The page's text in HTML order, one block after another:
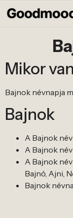
Mikor
Bajnok névnapja
Bajnok
A Bajnok
A Bajnok
A Bajnok
Bajnó, Ajni,
Bajnok